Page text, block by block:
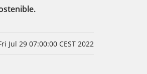
Jul 29 07:00:00 CEST 2022